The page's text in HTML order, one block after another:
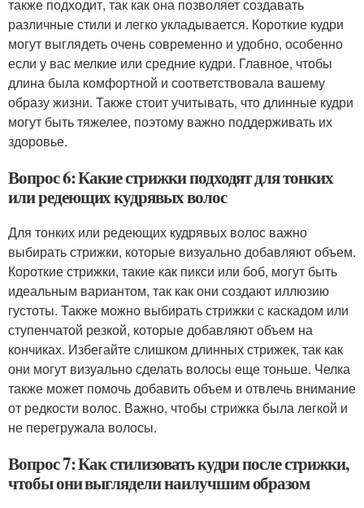
также подходит, так как она позволяет создавать
различные стили и легко укладывается. Короткие кудри
могут выглядеть очень современно и удобно, особенно
если у вас мелкие или средние кудри. Главное, чтобы
длина была комфортной и соответствовала вашему
образу жизни. Также стоит учитывать, что длинные кудри
могут быть тяжелее, поэтому важно поддерживать их
здоровье.
Вопрос 6: Какие стрижки подходят для тонких
или редеющих кудрявых волос
Для тонких или редеющих кудрявых волос важно
выбирать стрижки, которые визуально добавляют объем.
Короткие стрижки, такие как пикси или боб, могут быть
идеальным вариантом, так как они создают иллюзию
густоты. Также можно выбирать стрижки с каскадом или
ступенчатой резкой, которые добавляют объем на
кончиках. Избегайте слишком длинных стрижек, так как
они могут визуально сделать волосы еще тоньше. Челка
также может помочь добавить объем и отвлечь внимание
от редкости волос. Важно, чтобы стрижка была легкой и
не перегружала волосы.
Вопрос 7: Как стилизовать кудри после стрижки,
чтобы они выглядели наилучшим образом